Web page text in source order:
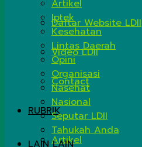
Daftar Website LDII
Video LDII
Contact
RUBRIK
Artikel
Artikel
Iptek
Kesehatan
Lintas Daerah
Opini
Organisasi
Nasehat
Nasional
Seputar LDII
Tahukah Anda
LAIN LAIN